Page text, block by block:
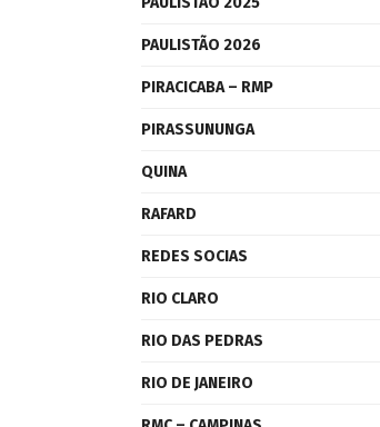
PAULISTÃO 2026
PIRACICABA – RMP
PIRASSUNUNGA
QUINA
RAFARD
REDES SOCIAS
RIO CLARO
RIO DAS PEDRAS
RIO DE JANEIRO